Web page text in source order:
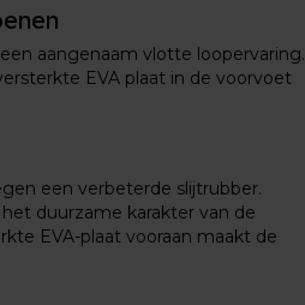
aangenaam vlotte loopervaring.
EVA plaat in de voorvoet
een verbeterde slijtrubber.
duurzame karakter van de
EVA-plaat vooraan maakt de